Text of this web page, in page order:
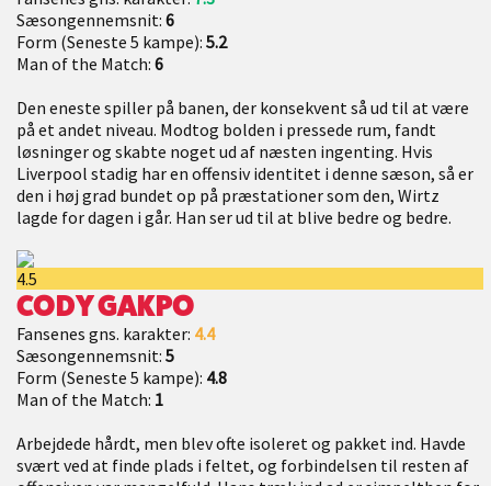
Sæsongennemsnit: 6
Form (Seneste 5 kampe): 5.2
Man of the Match: 6
Den eneste spiller på banen, der konsekvent så ud til at være
på et andet niveau. Modtog bolden i pressede rum, fandt
løsninger og skabte noget ud af næsten ingenting. Hvis
Liverpool stadig har en offensiv identitet i denne sæson, så er
den i høj grad bundet op på præstationer som den, Wirtz
lagde for dagen i går. Han ser ud til at blive bedre og bedre.
4.5
CODY GAKPO
Fansenes gns. karakter: 4.4
Sæsongennemsnit: 5
Form (Seneste 5 kampe): 4.8
Man of the Match: 1
Arbejdede hårdt, men blev ofte isoleret og pakket ind. Havde
svært ved at finde plads i feltet, og forbindelsen til resten af